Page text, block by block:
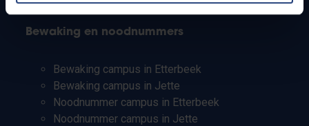
Bewaking en noodnummers
Bewaking campus in Etterbeek
Bewaking campus in Jette
Noodnummer campus in Etterbeek
Noodnummer campus in Jette